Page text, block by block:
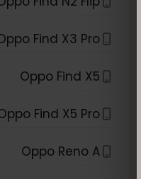
Oppo Find X3 Pro
Oppo Find X5
Oppo Find X5 Pro
Oppo Reno A